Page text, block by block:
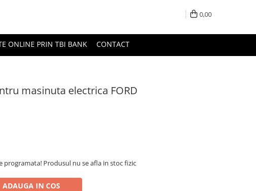
0,00
ONLINE PRIN TBI BANK CONTACT
masinuta electrica FORD
programata! Produsul nu se afla in stoc fizic
ADAUGA IN COS